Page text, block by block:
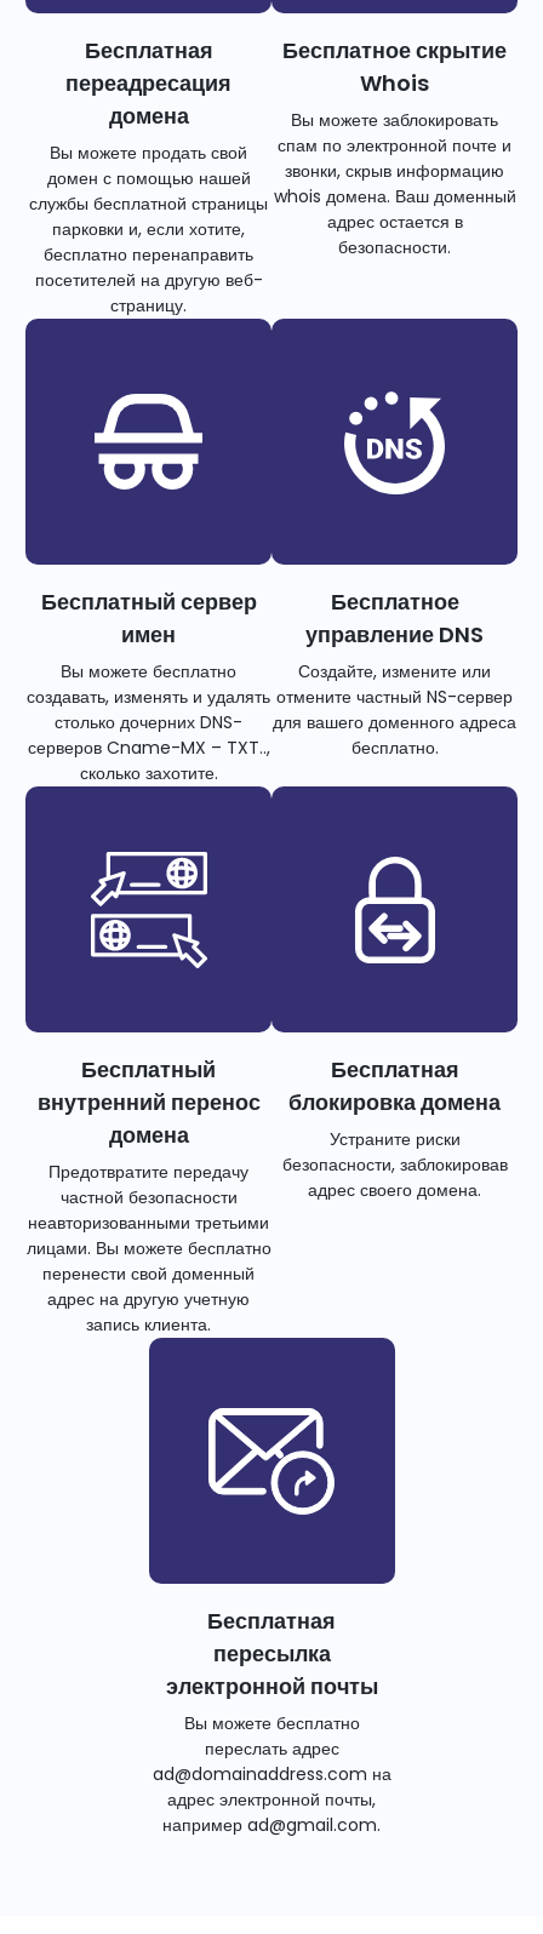
Бесплатная
переадресация
домена
Вы можете продать свой
домен с помощью нашей
службы бесплатной страницы
парковки и, если хотите,
бесплатно перенаправить
посетителей на другую веб-
страницу.
Бесплатное скрытие
Whois
Вы можете заблокировать
спам по электронной почте и
звонки, скрыв информацию
whois домена. Ваш доменный
адрес остается в
безопасности.
Бесплатный сервер
имен
Вы можете бесплатно
создавать, изменять и удалять
столько дочерних DNS-
серверов Cname-MX – TXT..,
сколько захотите.
Бесплатное
управление DNS
Создайте, измените или
отмените частный NS-сервер
для вашего доменного адреса
бесплатно.
Бесплатный
внутренний перенос
домена
Предотвратите передачу
частной безопасности
неавторизованными третьими
лицами. Вы можете бесплатно
перенести свой доменный
адрес на другую учетную
запись клиента.
Бесплатная
блокировка домена
Устраните риски
безопасности, заблокировав
адрес своего домена.
Бесплатная
пересылка
электронной почты
Вы можете бесплатно
переслать адрес
ad@domainaddress.com на
адрес электронной почты,
например ad@gmail.com.